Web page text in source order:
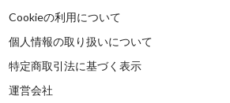
Cookieの利用について
個人情報の取り扱いについて
特定商取引法に基づく表示
運営会社